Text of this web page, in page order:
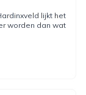
lijkt het
worden dan wat